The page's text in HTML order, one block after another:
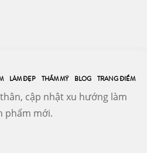
LÀM ĐẸP THẨM MỸ BLOG TRANG ĐIỂM
cập nhật xu hướng làm
phẩm mới.